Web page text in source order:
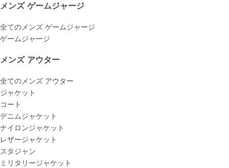
メンズ ゲームジャージ
全てのメンズ ゲームジャージ
ゲームジャージ
メンズ アウター
全てのメンズ アウター
ジャケット
コート
デニムジャケット
ナイロンジャケット
レザージャケット
スタジャン
ミリタリージャケット